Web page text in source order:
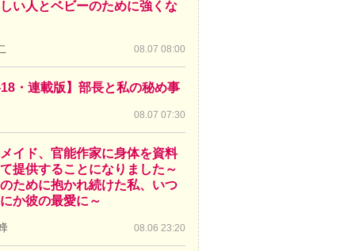
い人とベビーのために強くな
08.07 08:00
・連載版】部長と私の秘め事
08.07 07:30
イド、官能作家に身体を資料
提供することになりました～
ために抱かれ続けた私、いつ
か彼の最愛に～
08.06 23:20